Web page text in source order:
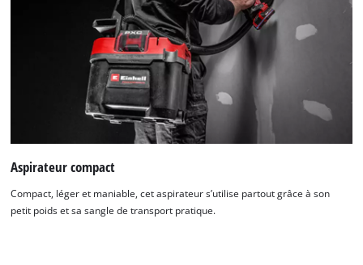
Aspirateur compact
Compact, léger et maniable, cet aspirateur s’utilise partout grâce à son
petit poids et sa sangle de transport pratique.